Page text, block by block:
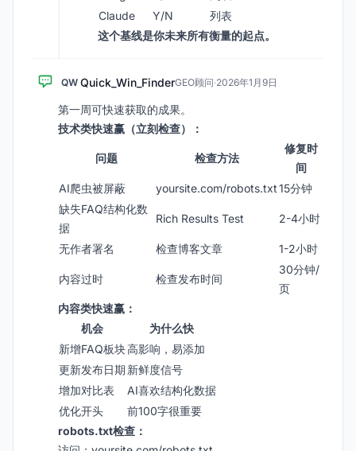
Claude
Y/N
列表
这个基线是你未来所有衡量的起点。
QW Quick_Win_FinderGEO顾问·2026年1月9日
第一周可快速获取的成果。
技术类快速赢（立刻检查）：
问题 检查方法
修复时
间
AI爬虫被屏蔽
yoursite.com/robots.txt15分钟
缺失FAQ结构化数
据
Rich Results Test 2-4小时
无作者署名 检查博客文章 1-2小时
内容过时 检查发布时间
30分钟/
页
内容类快速赢：
机会
为什么快
新增FAQ板块高影响，易添加
更新发布日期 新鲜度信号
增加对比表
AI喜欢结构化数据
优化开头
前100字很重要
robots.txt检查：